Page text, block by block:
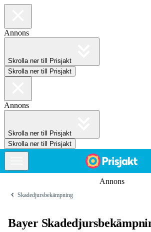
Annons
Skrolla ner till Prisjakt
Skrolla ner till Prisjakt
Annons
Skrolla ner till Prisjakt
Skrolla ner till Prisjakt
Annons
Skadedjursbekämpning
Bayer